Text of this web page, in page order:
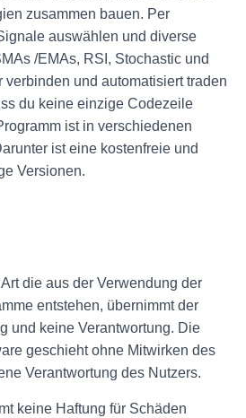
zusammen bauen. Per
auswählen und diverse
/EMAs, RSI, Stochastic und
und automatisiert traden
du keine einzige Codezeile
ist in verschiedenen
ist eine kostenfreie und
Versionen.
die aus der Verwendung der
entstehen, übernimmt der
und keine Verantwortung. Die
geschieht ohne Mitwirken des
Verantwortung des Nutzers.
keine Haftung für Schäden